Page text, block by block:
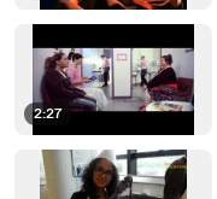
2:27